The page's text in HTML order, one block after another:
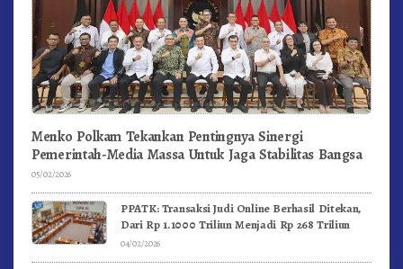
Menko Polkam Tekankan Pentingnya Sinergi
Pemerintah-Media Massa Untuk Jaga Stabilitas Bangsa
05/02/2026
PPATK: Transaksi Judi Online Berhasil Ditekan,
Dari Rp 1.1000 Triliun Menjadi Rp 268 Triliun
04/02/2026